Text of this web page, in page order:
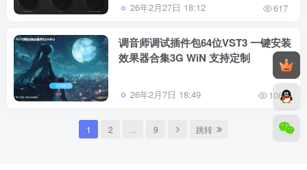
26年2月27日 18:12 617
调音师调试插件包64位VST3 一键安装
效果器合集3G WiN 支持定制
26年2月7日 18:49 1089
1 2 9 跳转